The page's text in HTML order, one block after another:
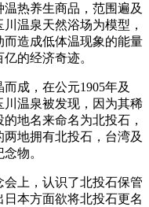
热养生商品，范围遍及
温泉天然浴场为模型，
造成低体温现象的能量
的经济奇迹。
成，在公元1905年及
川温泉被发现，因为其稀
地名来命名为北投石，
地拥有北投石，台湾及
物。
会上，认识了北投石保管
本方面欲将北投石更名